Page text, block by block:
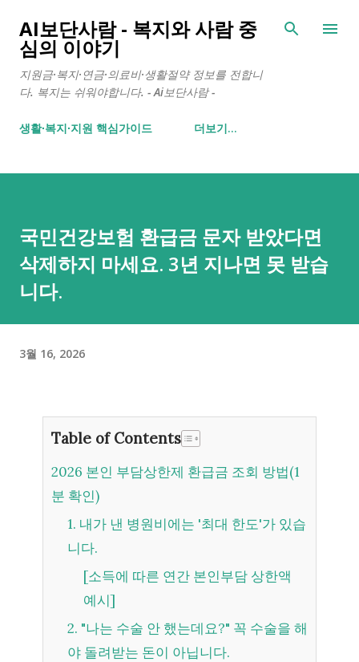
기본 콘텐츠로 건너뛰기
AI보단사람 - 복지와 사람 중
심의 이야기
지원금·복지·연금·의료비·생활절약 정보를 전합니
다. 복지는 쉬워야합니다. - Ai보단사람 -
생활∙복지∙지원 핵심가이드 더보기…
국민건강보험 환급금 문자 받았다면
삭제하지 마세요. 3년 지나면 못 받습
니다.
3월 16, 2026
Table of Contents
2026 본인 부담상한제 환급금 조회 방법(1
분 확인)
1. 내가 낸 병원비에는 '최대 한도'가 있습
니다.
[소득에 따른 연간 본인부담 상한액
예시]
2. "나는 수술 안 했는데요?" 꼭 수술을 해
야 돌려받는 돈이 아닙니다.